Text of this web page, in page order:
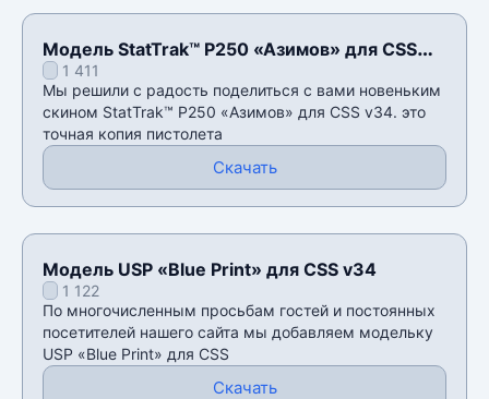
Модель StatTrak™ P250 «Азимов» для CSS
v341 411
Мы решили с радость поделиться с вами новеньким
скином StatTrak™ P250 «Азимов» для CSS v34. это
точная копия пистолета
Скачать
Модель USP «Blue Print» для CSS v34
1 122
По многочисленным просьбам гостей и постоянных
посетителей нашего сайта мы добавляем модельку
USP «Blue Print» для CSS
Скачать